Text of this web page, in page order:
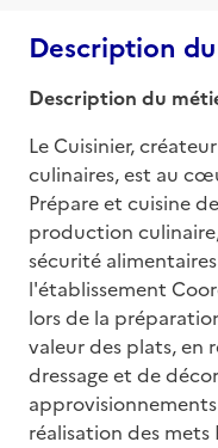
Description
Description du
Le Cuisinier,
culinaires, est au
Prépare et cuisine
production
sécurité
l'établissement
lors de la
valeur des plats, en
dressage et de
réalisation des